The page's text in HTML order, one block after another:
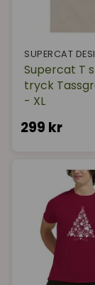
SUPERCAT
Supercat T
tryck
- XL
299 kr